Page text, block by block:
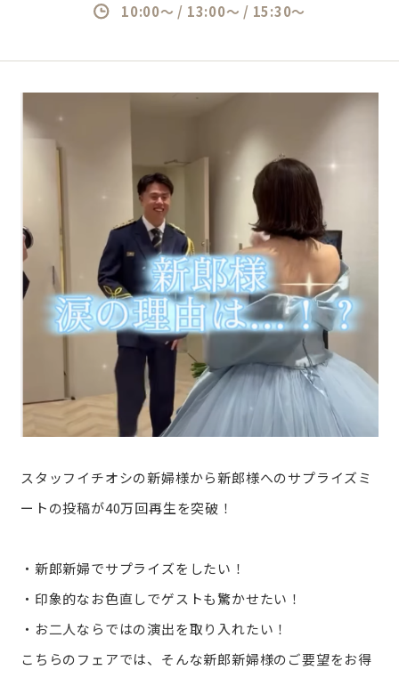
10:00～ / 13:00～ / 15:30～
スタッフイチオシの新婦様から新郎様へのサプライズミ
ートの投稿が40万回再生を突破！
・新郎新婦でサプライズをしたい！
・印象的なお色直しでゲストも驚かせたい！
・お二人ならではの演出を取り入れたい！
こちらのフェアでは、そんな新郎新婦様のご要望をお得